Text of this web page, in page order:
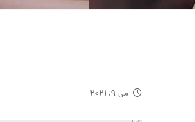
می ۹, ۲۰۲۱